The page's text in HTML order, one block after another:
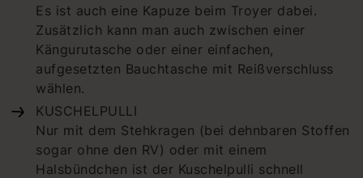
Es ist auch eine Kapuze beim Troyer dabei.
Zusätzlich kann man auch zwischen einer
Kängurutasche oder einer einfachen,
aufgesetzten Bauchtasche mit Reißverschluss
wählen.
KUSCHELPULLI
Nur mit dem Stehkragen (bei dehnbaren Stoffen
sogar ohne den RV) oder mit einem
Halsbündchen ist der Kuschelpulli schnell